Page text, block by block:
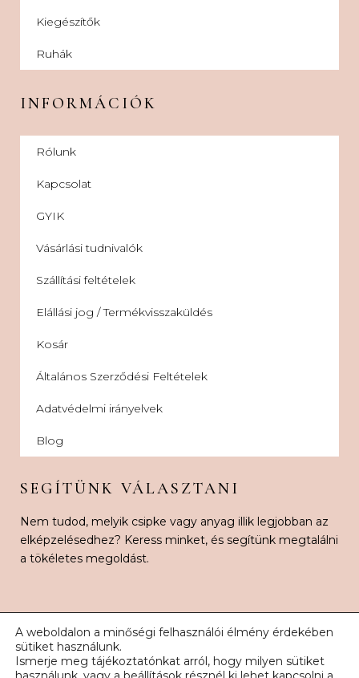
Kiegészítők
Ruhák
INFORMÁCIÓK
Rólunk
Kapcsolat
GYIK
Vásárlási tudnivalók
Szállítási feltételek
Elállási jog / Termékvisszaküldés
Kosár
Általános Szerződési Feltételek
Adatvédelmi irányelvek
Blog
SEGÍTÜNK VÁLASZTANI
Nem tudod, melyik csipke vagy anyag illik legjobban az
elképzelésedhez? Keress minket, és segítünk megtalálni
a tökéletes megoldást.
© 2026 Karnak Esküvői Csipke. Minden jog fenntartva.
A weboldalon a minőségi felhasználói élmény érdekében
sütiket használunk.
Ismerje meg tájékoztatónkat arról, hogy milyen sütiket